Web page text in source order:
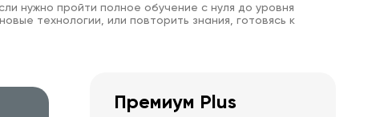
нужно пройти полное обучение с нуля до уровня
технологии, или повторить знания, готовясь к
Премиум Plus